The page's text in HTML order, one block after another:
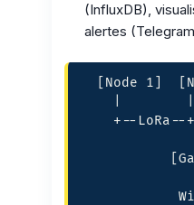
(InfluxDB),
alertes
[Node 1]
+--LoRa--